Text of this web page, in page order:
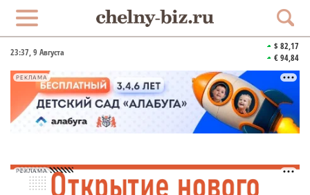
23:37, 9 Августа
$ 82,17
€ 94,84
РЕКЛАМА
РЕКЛАМА